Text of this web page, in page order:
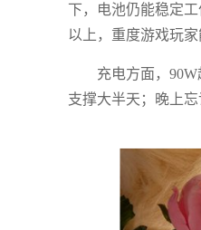
下，电池仍能稳定
以上，重度游戏玩
充电方面，
支撑大半天；晚上